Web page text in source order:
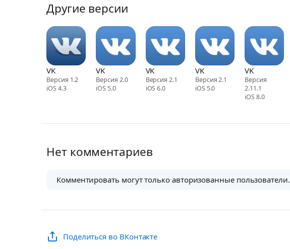
Другие версии
VK
Версия 1.2
iOS 4.3
VK
Версия 2.0
iOS 5.0
VK
Версия 2.1
iOS 6.0
VK
Версия 2.1
iOS 5.0
VK
Версия
2.11.1
iOS 8.0
Нет комментариев
Комментировать могут только авторизованные пользователи.
Поделиться во ВКонтакте